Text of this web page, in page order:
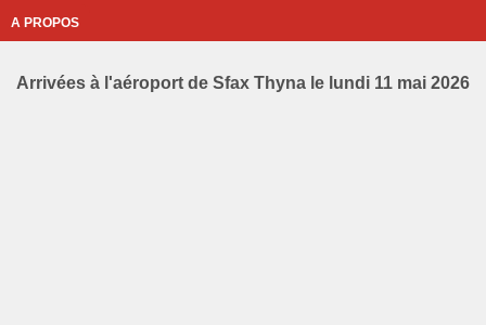
A PROPOS
Arrivées à l'aéroport de Sfax Thyna le lundi 11 mai 2026